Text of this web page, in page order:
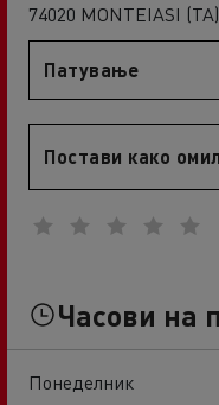
74020 MONTEIASI (TA)
Патување
Постави како
Часови на
Понеделник